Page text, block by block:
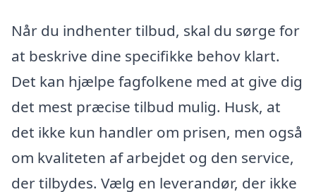
Når du indhenter tilbud, skal du sørge for
at beskrive dine specifikke behov klart.
Det kan hjælpe fagfolkene med at give dig
det mest præcise tilbud mulig. Husk, at
det ikke kun handler om prisen, men også
om kvaliteten af arbejdet og den service,
der tilbydes. Vælg en leverandør, der ikke